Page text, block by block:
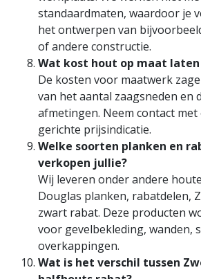
standaardmaten, waardoor je
het ontwerpen van
of andere constructie.
Wat kost hout op maat laten
De kosten voor maatwerk
van het aantal zaagsneden en
afmetingen. Neem contact
gerichte prijsindicatie.
Welke soorten planken en
verkopen jullie?
Wij leveren onder andere
Douglas planken, rabatdelen,
zwart rabat. Deze producten
voor gevelbekleding, wanden,
overkappingen.
Wat is het verschil tussen